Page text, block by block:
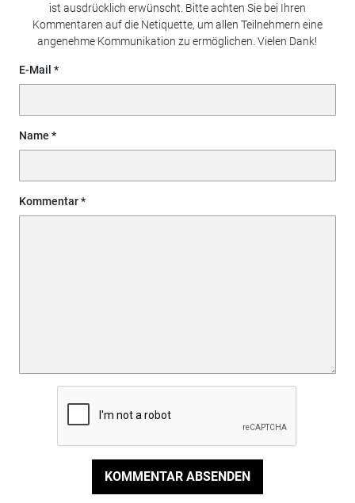
ist ausdrücklich erwünscht. Bitte achten Sie bei Ihren
Kommentaren auf die Netiquette, um allen Teilnehmern eine
angenehme Kommunikation zu ermöglichen. Vielen Dank!
E-Mail
Name
Kommentar
KOMMENTAR ABSENDEN